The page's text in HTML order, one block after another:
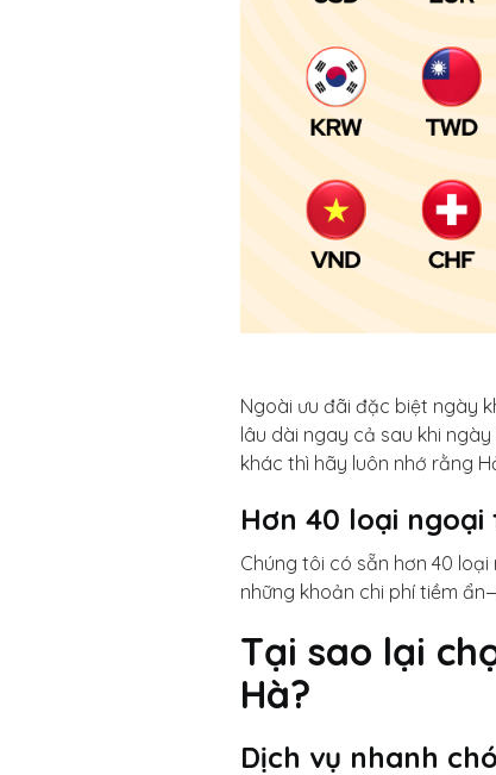
Ngoài ưu đãi đặc biệt ngày
lâu dài ngay cả sau khi
khác thì hãy luôn nhớ rằng
Hơn 40 loại ngoại
Chúng tôi có sẵn hơn 40
những khoản chi phí tiềm
Tại sao lại
Hà?
Dịch vụ nhanh